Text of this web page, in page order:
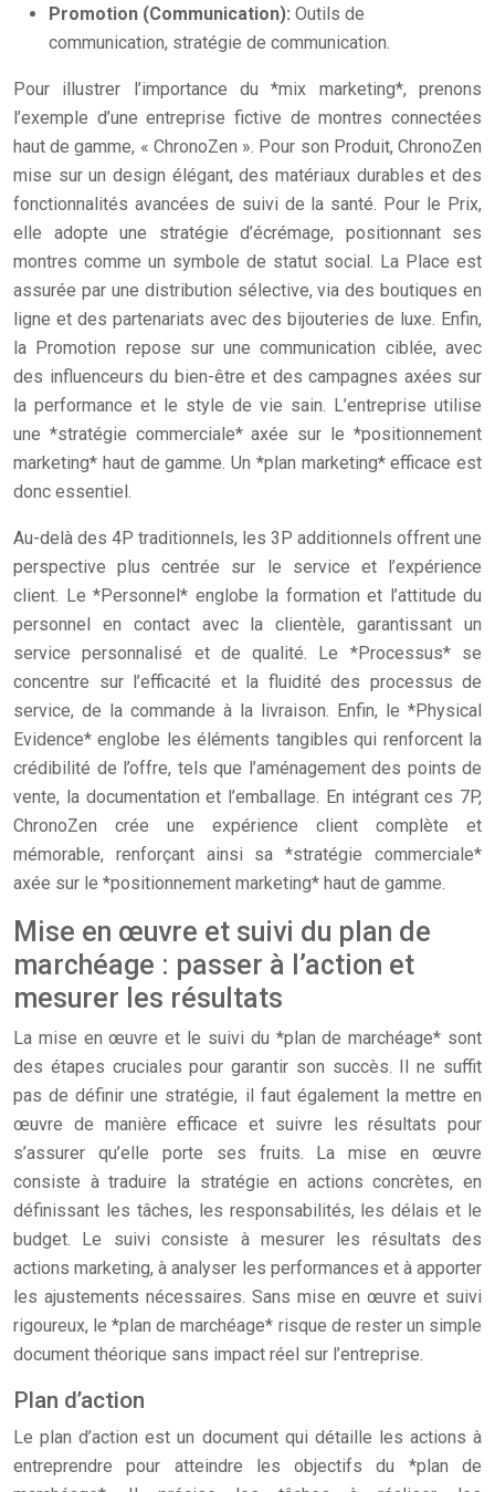
Promotion (Communication): Outils de
communication, stratégie de communication.
Pour illustrer l’importance du *mix marketing*, prenons
l’exemple d’une entreprise fictive de montres connectées
haut de gamme, « ChronoZen ». Pour son Produit, ChronoZen
mise sur un design élégant, des matériaux durables et des
fonctionnalités avancées de suivi de la santé. Pour le Prix,
elle adopte une stratégie d’écrémage, positionnant ses
montres comme un symbole de statut social. La Place est
assurée par une distribution sélective, via des boutiques en
ligne et des partenariats avec des bijouteries de luxe. Enfin,
la Promotion repose sur une communication ciblée, avec
des influenceurs du bien-être et des campagnes axées sur
la performance et le style de vie sain. L’entreprise utilise
une *stratégie commerciale* axée sur le *positionnement
marketing* haut de gamme. Un *plan marketing* efficace est
donc essentiel.
Au-delà des 4P traditionnels, les 3P additionnels offrent une
perspective plus centrée sur le service et l’expérience
client. Le *Personnel* englobe la formation et l’attitude du
personnel en contact avec la clientèle, garantissant un
service personnalisé et de qualité. Le *Processus* se
concentre sur l’efficacité et la fluidité des processus de
service, de la commande à la livraison. Enfin, le *Physical
Evidence* englobe les éléments tangibles qui renforcent la
crédibilité de l’offre, tels que l’aménagement des points de
vente, la documentation et l’emballage. En intégrant ces 7P,
ChronoZen crée une expérience client complète et
mémorable, renforçant ainsi sa *stratégie commerciale*
axée sur le *positionnement marketing* haut de gamme.
Mise en œuvre et suivi du plan de
marchéage : passer à l’action et
mesurer les résultats
La mise en œuvre et le suivi du *plan de marchéage* sont
des étapes cruciales pour garantir son succès. Il ne suffit
pas de définir une stratégie, il faut également la mettre en
œuvre de manière efficace et suivre les résultats pour
s’assurer qu’elle porte ses fruits. La mise en œuvre
consiste à traduire la stratégie en actions concrètes, en
définissant les tâches, les responsabilités, les délais et le
budget. Le suivi consiste à mesurer les résultats des
actions marketing, à analyser les performances et à apporter
les ajustements nécessaires. Sans mise en œuvre et suivi
rigoureux, le *plan de marchéage* risque de rester un simple
document théorique sans impact réel sur l’entreprise.
Plan d’action
Le plan d’action est un document qui détaille les actions à
entreprendre pour atteindre les objectifs du *plan de